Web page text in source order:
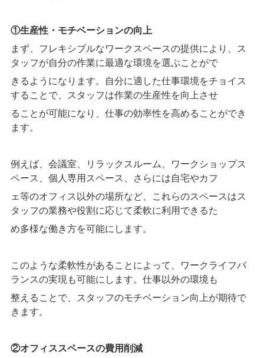
①生産性・モチベーションの向上
まず、フレキシブルなワークスペースの提供により、ス
タッフが自分の作業に最適な環境を選ぶことがで
きるようになります。自分に適した仕事環境をチョイス
することで、スタッフは作業の生産性を向上させ
ることが可能になり、仕事の効率性を高めることができ
ます。
例えば、会議室、リラックスルーム、ワークショップス
ペース、個人専用スペース、さらには自宅やカフ
ェ等のオフィス以外の場所など、これらのスペースはス
タッフの業務や役割に応じて柔軟に利用できるた
め多様な働き方を可能にします。
このような柔軟性があることによって、ワークライフバ
ランスの実現も可能にします。仕事以外の環境も
整えることで、スタッフのモチベーション向上が期待で
きます。
②オフィススペースの費用削減